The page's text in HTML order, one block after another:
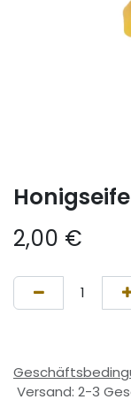
2,00 €
Versand: 2-3